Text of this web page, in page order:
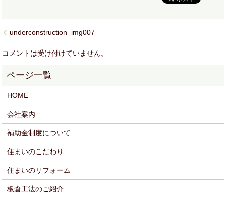
underconstruction_img007
コメントは受け付けていません。
HOME
会社案内
補助金制度について
住まいのこだわり
住まいのリフォーム
板倉工法のご紹介